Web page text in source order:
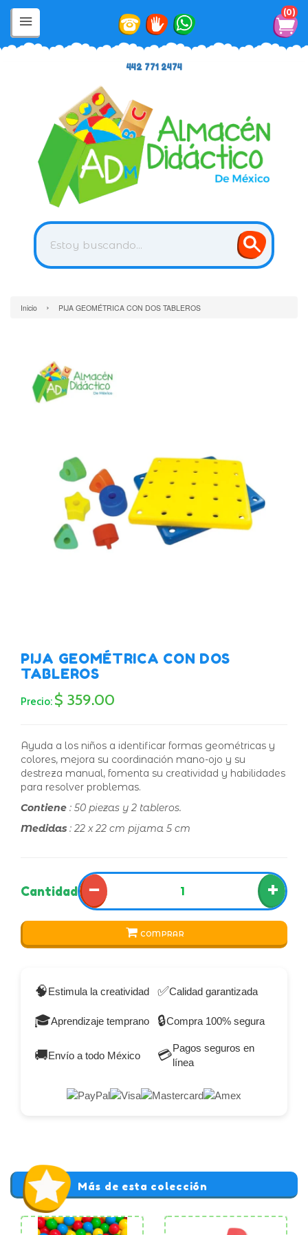
0
442 771 2474
Inicio › PIJA GEOMÉTRICA CON DOS TABLEROS
PIJA GEOMÉTRICA CON DOS
TABLEROS
Precio: $ 359.00
Ayuda a los niños a identificar formas geométricas y
colores, mejora su coordinación mano-ojo y su
destreza manual, fomenta su creatividad y habilidades
para resolver problemas.
Contiene : 50 piezas y 2 tableros.
Medidas : 22 x 22 cm pijama 5 cm
Cantidad − +
COMPRAR
🧠Estimula la creatividad ✅Calidad garantizada
🎓Aprendizaje temprano 🔒Compra 100% segura
🚚Envío a todo México 💳Pagos seguros en
línea
Más de esta colección